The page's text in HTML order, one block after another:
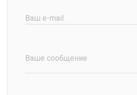
Ваш e-mail
Ваше сообщение